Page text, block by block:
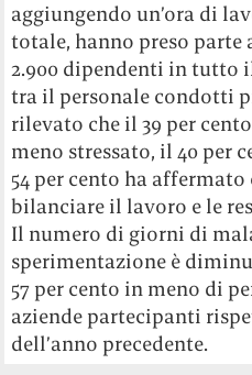
aggiungendo un’ora di
totale, hanno preso
2.900 dipendenti in tutto
tra il personale condotti
rilevato che il 39 per
meno stressato, il 40 per
54 per cento ha
bilanciare il lavoro e le
Il numero di giorni di
sperimentazione è
57 per cento in meno di
aziende partecipanti
dell’anno precedente.